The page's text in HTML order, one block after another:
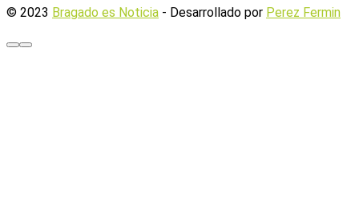
© 2023 Bragado es Noticia - Desarrollado por Perez Fermin